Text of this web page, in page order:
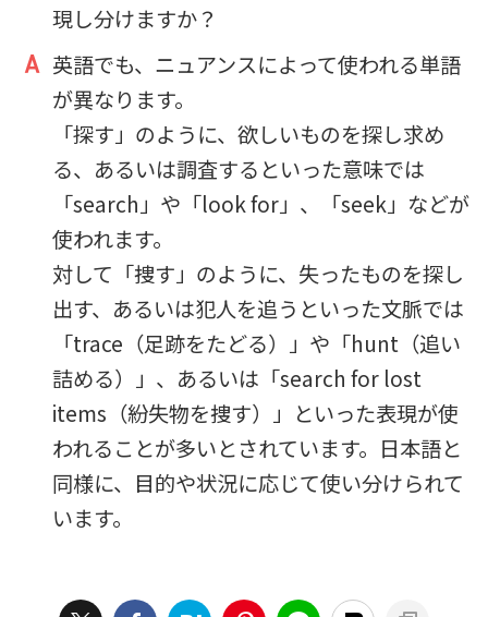
現し分けますか？
英語でも、ニュアンスによって使われる単語
が異なります。
「探す」のように、欲しいものを探し求め
る、あるいは調査するといった意味では
「search」や「look for」、「seek」などが
使われます。
対して「捜す」のように、失ったものを探し
出す、あるいは犯人を追うといった文脈では
「trace（足跡をたどる）」や「hunt（追い
詰める）」、あるいは「search for lost
items（紛失物を捜す）」といった表現が使
われることが多いとされています。日本語と
同様に、目的や状況に応じて使い分けられて
います。